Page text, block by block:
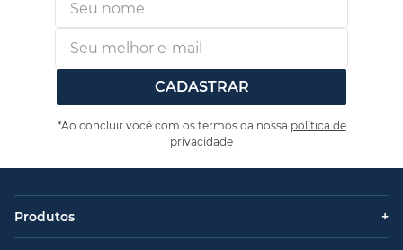
CADASTRAR
*Ao concluir você com os termos da nossa política de
privacidade
Produtos +